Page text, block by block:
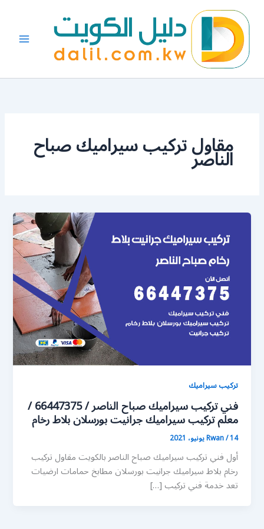
المحتوى
مقاول تركيب سيراميك صباح
الناصر
تركيب سيراميك
فني تركيب سيراميك صباح الناصر / 66447375 /
معلم تركيب سيراميك جرانيت بورسلان بلاط رخام
Rwan/14 يونيو، 2021
أول فني تركيب سيراميك صباح الناصر بالكويت مقاول تركيب
رخام بلاط سيراميك جرانيت بورسلان مطابخ حمامات ارضيات
تعد خدمة فني تركيب […]